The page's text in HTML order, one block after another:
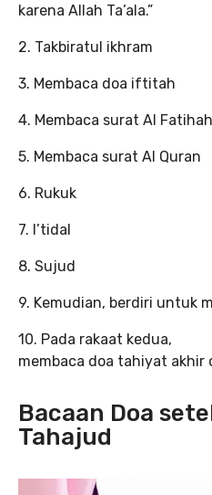
karena Allah Ta’ala.”
2. Takbiratul ikhram
3. Membaca doa iftitah
4. Membaca surat Al Fatihah
5. Membaca surat Al Quran
6. Rukuk
7. I’tidal
8. Sujud
9. Kemudian, berdiri untuk
10. Pada rakaat kedua,
membaca doa tahiyat akhir
Bacaan Doa
Tahajud